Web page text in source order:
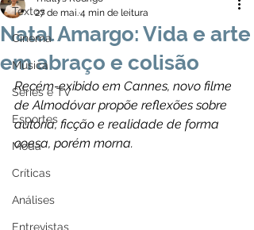
Textos
Cinema
Música
Séries e TV
Esportes
Moda
Críticas
Análises
Entrevistas
Natal Amargo: Vida e arte
em abraço e colisão
27 de mai.4 min de leitura
Recém-exibido em Cannes, novo filme
de Almodóvar propõe reflexões sobre
autoria, ficção e realidade de forma
coesa, porém morna.